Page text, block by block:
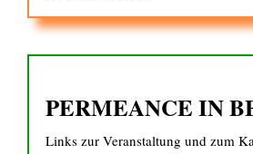
PERMEANCE IN
Links zur Veranstaltung und zum